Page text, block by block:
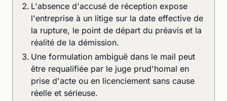
L'absence d'accusé de réception expose
l'entreprise à un litige sur la date effective de
la rupture, le point de départ du préavis et la
réalité de la démission.
Une formulation ambiguë dans le mail peut
être requalifiée par le juge prud'homal en
prise d'acte ou en licenciement sans cause
réelle et sérieuse.